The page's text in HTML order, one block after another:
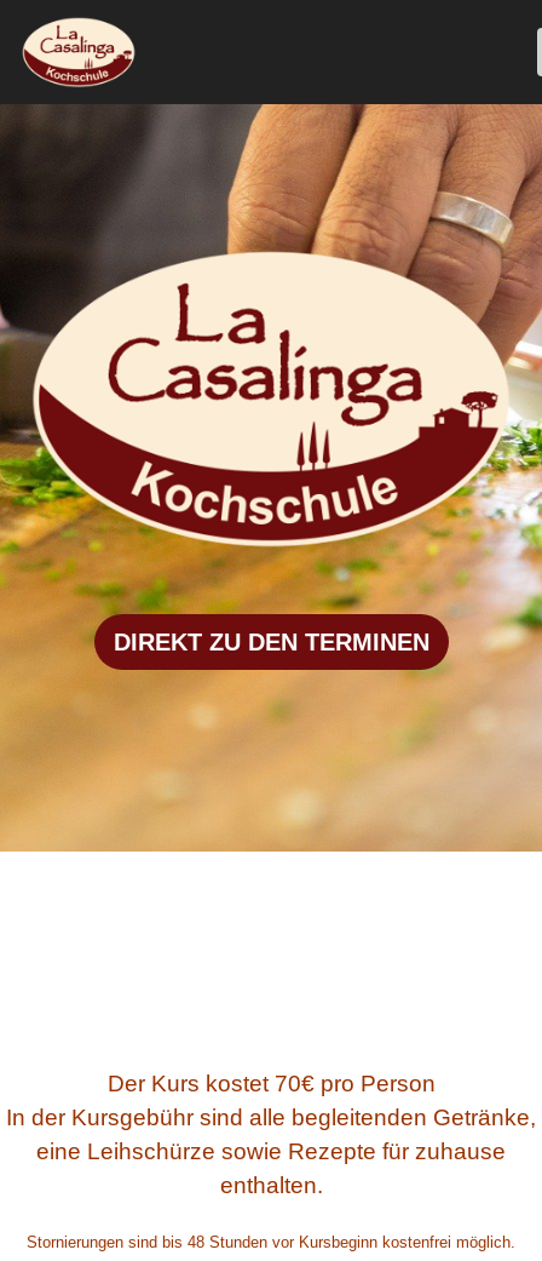
DIREKT ZU DEN TERMINEN
Der Kurs kostet 70€ pro Person
In der Kursgebühr sind alle begleitenden Getränke,
eine Leihschürze sowie Rezepte für zuhause
enthalten.
Stornierungen sind bis 48 Stunden vor Kursbeginn kostenfrei möglich.